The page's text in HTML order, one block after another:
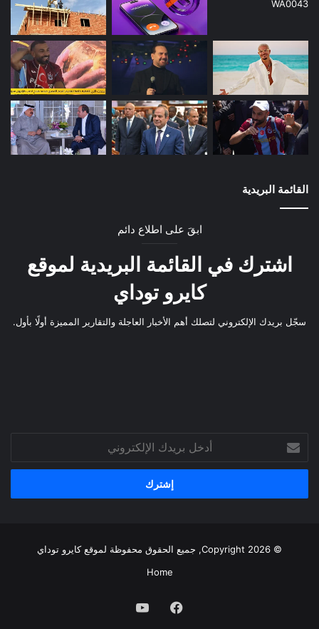
القائمة البريدية
ابقَ على اطلاع دائم
اشترك في القائمة البريدية لموقع
كايرو توداي
سجّل بريدك الإلكتروني لتصلك أهم الأخبار العاجلة والتقارير المميزة أولًا بأول.
بريدك
الإلكتروني
© Copyright 2026, جميع الحقوق محفوظة لموقع
كايرو توداي
Home
فيسبوك